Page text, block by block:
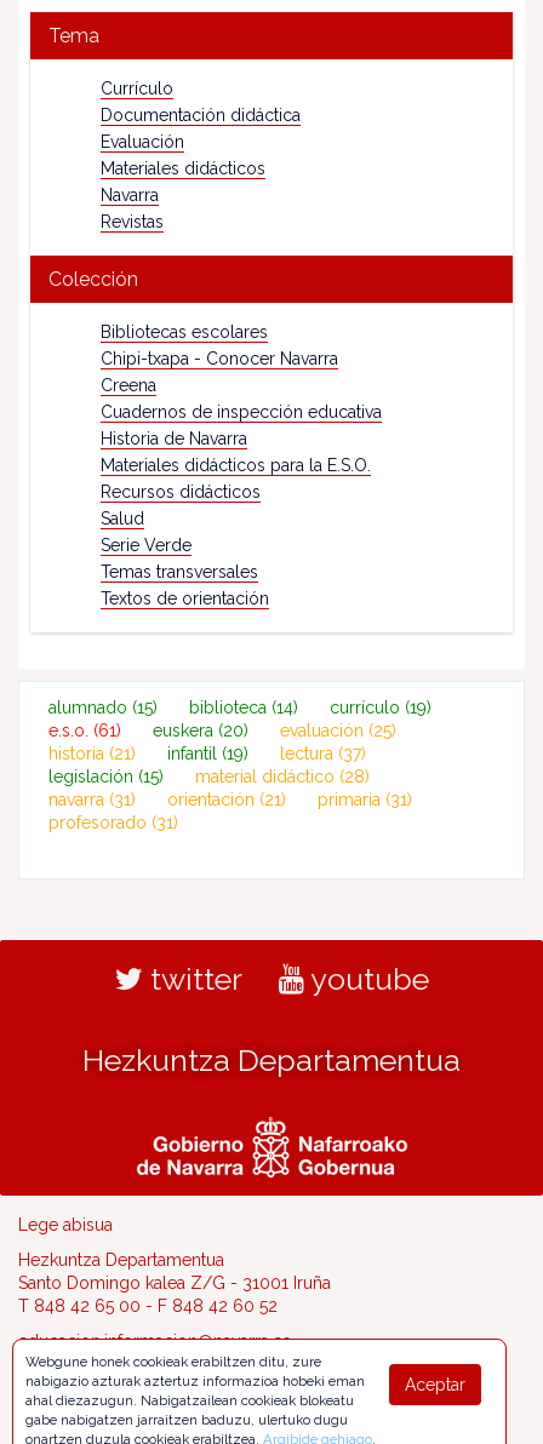
Tema
Currículo
Documentación didáctica
Evaluación
Materiales didácticos
Navarra
Revistas
Colección
Bibliotecas escolares
Chipi-txapa - Conocer Navarra
Creena
Cuadernos de inspección educativa
Historia de Navarra
Materiales didácticos para la E.S.O.
Recursos didácticos
Salud
Serie Verde
Temas transversales
Textos de orientación
alumnado (15) biblioteca (14) currículo (19)
e.s.o. (61) euskera (20) evaluación (25)
historia (21) infantil (19) lectura (37)
legislación (15) material didáctico (28)
navarra (31) orientación (21) primaria (31)
profesorado (31)
twitter youtube
Hezkuntza Departamentua
Lege abisua
Hezkuntza Departamentua
Santo Domingo kalea Z/G - 31001 Iruña
T 848 42 65 00 - F 848 42 60 52
educacion.informacion@navarra.es
Aceptar
Webgune honek cookieak erabiltzen ditu, zure
nabigazio azturak aztertuz informazioa hobeki eman
ahal diezazugun. Nabigatzailean cookieak blokeatu
gabe nabigatzen jarraitzen baduzu, ulertuko dugu
onartzen duzula cookieak erabiltzea. Argibide gehiago.